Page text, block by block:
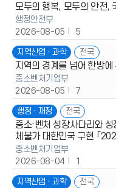
모두의 행복, 모두의 안전,
행정안전부
2026-08-05
5
지역산업ㆍ과학 전국
지역의 경계를 넘어 한방
중소벤처기업부
2026-08-05
7
행정ㆍ재정 전국
중소·벤처 성장사다리와
체불가 대한민국 구현 「
중소벤처기업부
2026-08-04
1
지역산업ㆍ과학 전국